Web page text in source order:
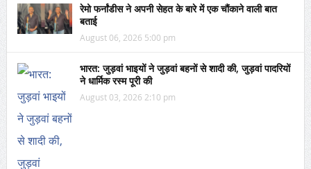
रेमो फर्नांडीस ने अपनी सेहत के बारे में एक चौंकाने वाली बात
बताई
August 06, 2026 5:00 pm
भारत: जुड़वां भाइयों ने जुड़वां बहनों से शादी की, जुड़वां पादरियों
ने धार्मिक रस्म पूरी की
August 03, 2026 2:10 pm